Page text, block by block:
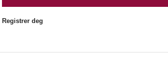
Registrer deg